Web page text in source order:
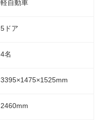
軽自動車
5ドア
4名
3395×1475×1525mm
2460mm